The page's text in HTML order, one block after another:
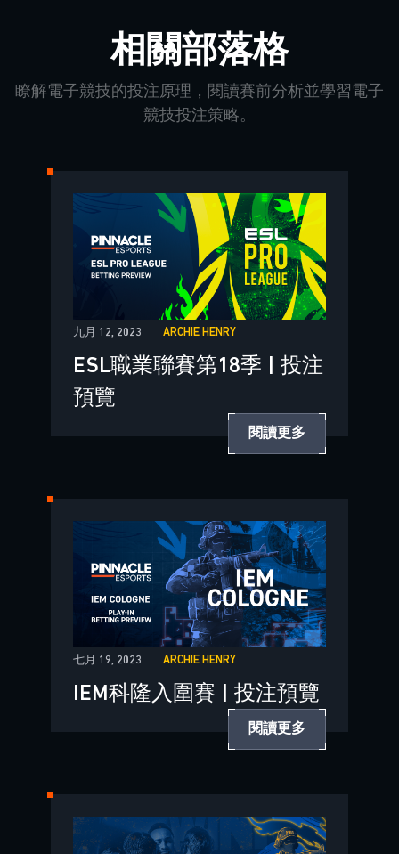
相關部落格
瞭解電子競技的投注原理，閱讀賽前分析並學習電子
競技投注策略。
九月 12, 2023 ARCHIE HENRY
ESL職業聯賽第18季 | 投注
預覽
閱讀更多
七月 19, 2023 ARCHIE HENRY
IEM科隆入圍賽 | 投注預覽
閱讀更多